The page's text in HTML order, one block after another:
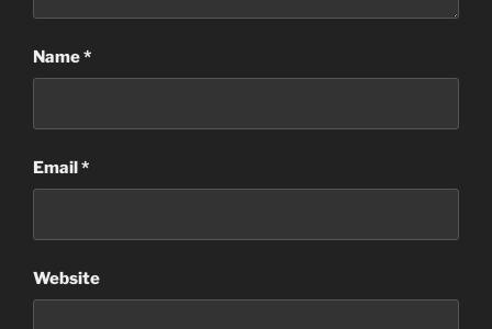
Name*
Email*
Website